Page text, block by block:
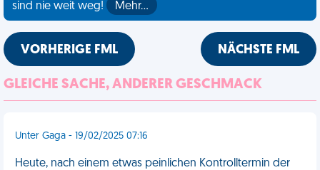
sind nie weit weg!
Mehr…
VORHERIGE FML NÄCHSTE FML
GLEICHE SACHE, ANDERER GESCHMACK
Unter Gaga - 19/02/2025 07:16
Heute, nach einem etwas peinlichen Kontrolltermin der